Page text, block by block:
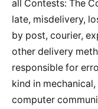
all Contests: The
late, misdelivery,
by post, courier,
other delivery
responsible for
kind in
computer